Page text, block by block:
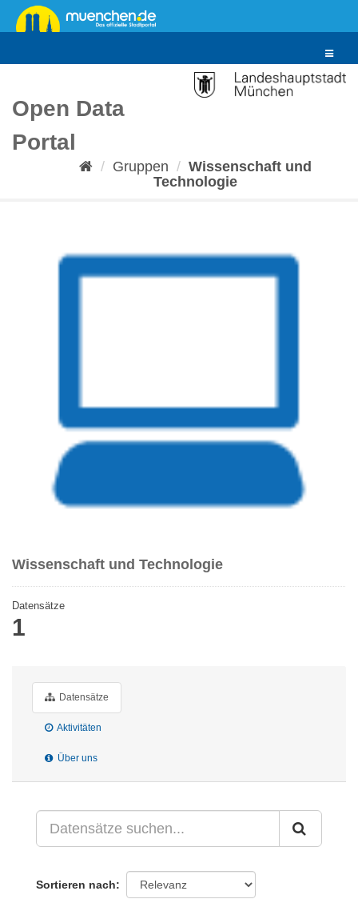
Überspringen
zum
Toggle
Open Data
Portal
Gruppen
Wissenschaft und
Technologie
Wissenschaft und Technologie
Datensätze
1
Datensätze
Aktivitäten
Über uns
Sortieren nach